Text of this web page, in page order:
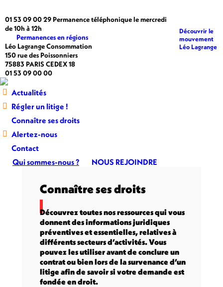
page
Facebook
s'ouvre
dans
une
nouvelle
fenêtre
page
LinkedIn
s'ouvre
dans
une
nouvelle
fenêtre
page
s'ouvre
dans
une
nouvelle
fenêtre
page
Instagram
s'ouvre
dans
une
nouvelle
01 53 09 00 29 Permanence téléphonique le mercredi
de 10h à 12h
Permanences en régions
Léo Lagrange Consommation
150 rue des Poissonniers
75883 PARIS CEDEX 18
01 53 09 00 00
Découvrir le
mouvement
Léo Lagrange
Actualités
Régler un litige !
Connaître ses droits
Alertez-nous
Contact
Qui sommes-nous ?
NOUS REJOINDRE
Connaître ses droits
Découvrez toutes nos ressources qui vous
donnent des informations juridiques
préventives et essentielles, relatives à
différents secteurs d’activités. Vous
pouvez les utiliser avant de conclure un
contrat ou bien lors de la survenance d’un
litige afin de savoir si votre demande est
fondée en droit.